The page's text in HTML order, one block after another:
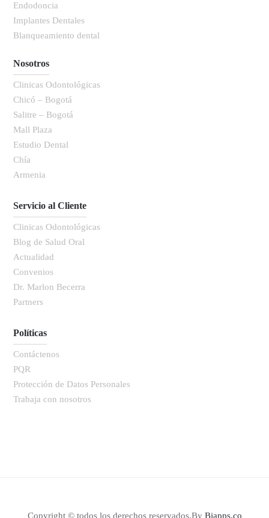
Endodoncia
Implantes Dentales
Blanqueamiento dental
Nosotros
Clinicas Odontológicas
Chicó – Bogotá
Salitre – Bogotá
Mall Plaza
Estudio Dental
Chía
Armenia
Servicio al Cliente
Clinicas Odontológicas
Blog de Salud Oral
Actualidad
Convenios
Dr. Marlon Becerra
Partners
Políticas
Contáctenos
PQR
Protección de Datos Personales
Trabaja con nosotros
Copyright © todos los derechos reservados.By Biapps.co